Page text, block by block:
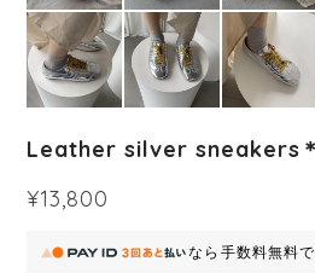
Leather silver sneakers
¥13,800
なら 手数料無料で